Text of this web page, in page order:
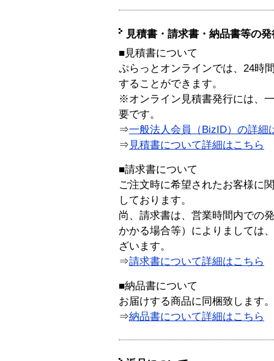
見積書・請求書・納品書等の
■見積書について
ぷらっとオンラインでは、24時
することができます。
※オンライン見積書発行には、
要です。
⇒一般法人会員（BizID）の詳細
⇒ 見積書について詳細はこちら
■請求書について
ご注文時に希望されたお客様に
しております。
尚、請求書は、営業時間内での
かかる場合等）によりましては
ざいます。
⇒請求書について詳細はこちら
■納品書について
お届けする商品に同梱致します。
⇒納品書について詳細はこちら